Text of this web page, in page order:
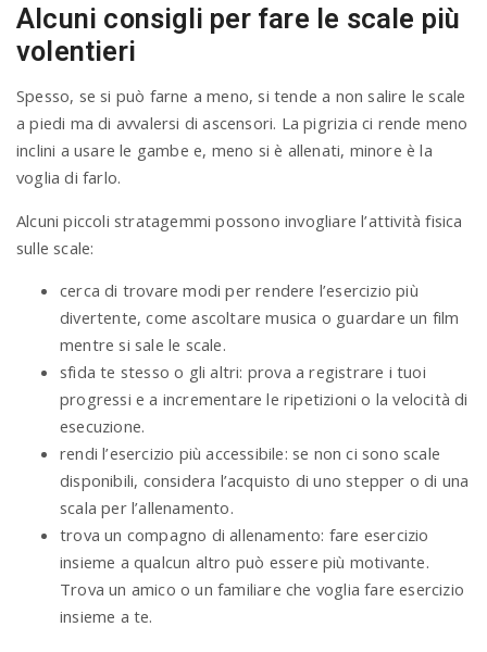
Alcuni consigli per fare le scale più
volentieri
Spesso, se si può farne a meno, si tende a non salire le scale
a piedi ma di avvalersi di ascensori. La pigrizia ci rende meno
inclini a usare le gambe e, meno si è allenati, minore è la
voglia di farlo.
Alcuni piccoli stratagemmi possono invogliare l’attività fisica
sulle scale:
cerca di trovare modi per rendere l’esercizio più
divertente, come ascoltare musica o guardare un film
mentre si sale le scale.
sfida te stesso o gli altri: prova a registrare i tuoi
progressi e a incrementare le ripetizioni o la velocità di
esecuzione.
rendi l’esercizio più accessibile: se non ci sono scale
disponibili, considera l’acquisto di uno stepper o di una
scala per l’allenamento.
trova un compagno di allenamento: fare esercizio
insieme a qualcun altro può essere più motivante.
Trova un amico o un familiare che voglia fare esercizio
insieme a te.